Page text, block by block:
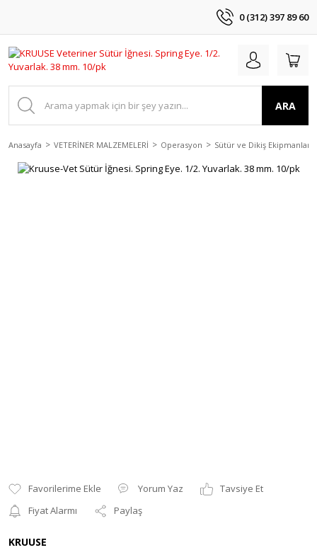
0 (312) 397 89 60
ARA
Anasayfa VETERİNER MALZEMELERİ Operasyon Sütür ve Dikiş Ekipmanları
Yorum Yaz
Tavsiye Et
Fiyat Alarmı
Paylaş
KRUUSE